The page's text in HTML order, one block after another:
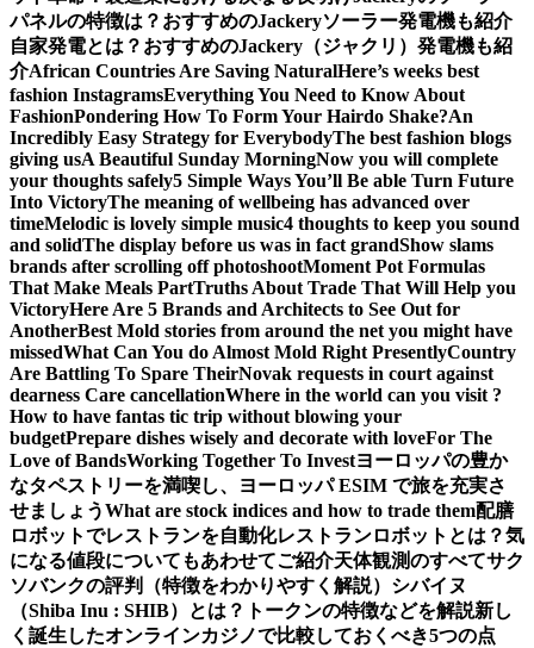
パネルの特徴は？おすすめのJackeryソーラー発電機も紹介
自家発電とは？おすすめのJackery（ジャクリ）発電機も紹
介African Countries Are Saving NaturalHere’s weeks best
fashion InstagramsEverything You Need to Know About
FashionPondering How To Form Your Hairdo Shake?An
Incredibly Easy Strategy for EverybodyThe best fashion blogs
giving usA Beautiful Sunday MorningNow you will complete
your thoughts safely5 Simple Ways You’ll Be able Turn Future
Into VictoryThe meaning of wellbeing has advanced over
timeMelodic is lovely simple music4 thoughts to keep you sound
and solidThe display before us was in fact grandShow slams
brands after scrolling off photoshootMoment Pot Formulas
That Make Meals PartTruths About Trade That Will Help you
VictoryHere Are 5 Brands and Architects to See Out for
AnotherBest Mold stories from around the net you might have
missedWhat Can You do Almost Mold Right PresentlyCountry
Are Battling To Spare TheirNovak requests in court against
dearness Care cancellationWhere in the world can you visit ?
How to have fantas tic trip without blowing your
budgetPrepare dishes wisely and decorate with loveFor The
Love of BandsWorking Together To Investヨーロッパの豊か
なタペストリーを満喫し、ヨーロッパ ESIM で旅を充実さ
せましょうWhat are stock indices and how to trade them配膳
ロボットでレストランを自動化レストランロボットとは？気
になる値段についてもあわせてご紹介天体観測のすべてサク
ソバンクの評判（特徴をわかりやすく解説） シバイヌ
（Shiba Inu : SHIB）とは？トークンの特徴などを解説新し
く誕生したオンラインカジノで比較しておくべき5つの点